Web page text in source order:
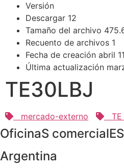
Versión
Descargar 12
Tamaño del archivo
Recuento de archivos 1
Fecha de creación abril
Última actualización
mercado-externo TE
OficinaS comercialES
Argentina